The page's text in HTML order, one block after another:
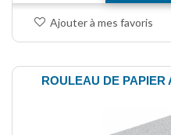
Ajouter à mes favoris
ROULEAU DE PAPIER